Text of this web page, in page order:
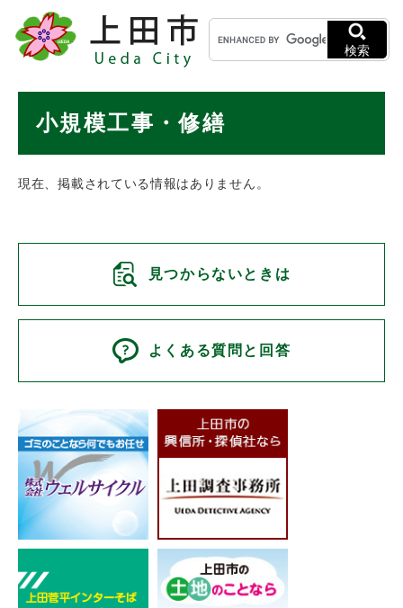
メニューを飛ばして本文へ
キ
ー
ワ
検
検索
小規模工事・修繕
現在、掲載されている情報はありません。
見つからないときは
よくある質問と回答